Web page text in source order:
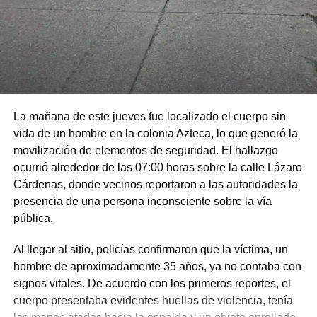
La mañana de este jueves fue localizado el cuerpo sin
vida de un hombre en la colonia Azteca, lo que generó la
movilización de elementos de seguridad. El hallazgo
ocurrió alrededor de las 07:00 horas sobre la calle Lázaro
Cárdenas, donde vecinos reportaron a las autoridades la
presencia de una persona inconsciente sobre la vía
pública.
Al llegar al sitio, policías confirmaron que la víctima, un
hombre de aproximadamente 35 años, ya no contaba con
signos vitales. De acuerdo con los primeros reportes, el
cuerpo presentaba evidentes huellas de violencia, tenía